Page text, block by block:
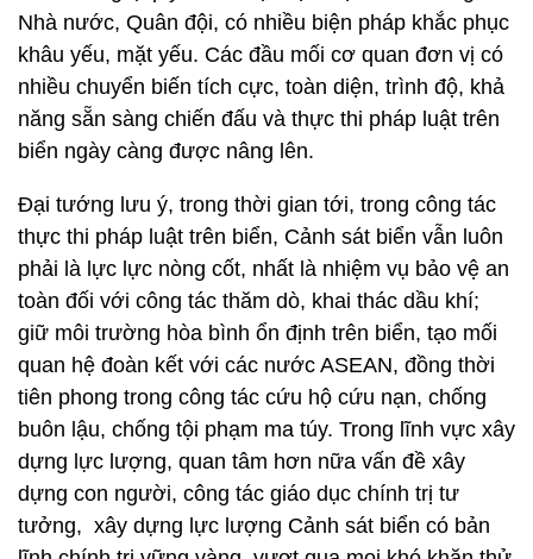
Nhà nước, Quân đội, có nhiều biện pháp khắc phục
khâu yếu, mặt yếu. Các đầu mối cơ quan đơn vị có
nhiều chuyển biến tích cực, toàn diện, trình độ, khả
năng sẵn sàng chiến đấu và thực thi pháp luật trên
biển ngày càng được nâng lên.
Đại tướng lưu ý, trong thời gian tới, trong công tác
thực thi pháp luật trên biển, Cảnh sát biển vẫn luôn
phải là lực lực nòng cốt, nhất là nhiệm vụ bảo vệ an
toàn đối với công tác thăm dò, khai thác dầu khí;
giữ môi trường hòa bình ổn định trên biển, tạo mối
quan hệ đoàn kết với các nước ASEAN, đồng thời
tiên phong trong công tác cứu hộ cứu nạn, chống
buôn lậu, chống tội phạm ma túy. Trong lĩnh vực xây
dựng lực lượng, quan tâm hơn nữa vấn đề xây
dựng con người, công tác giáo dục chính trị tư
tưởng, xây dựng lực lượng Cảnh sát biển có bản